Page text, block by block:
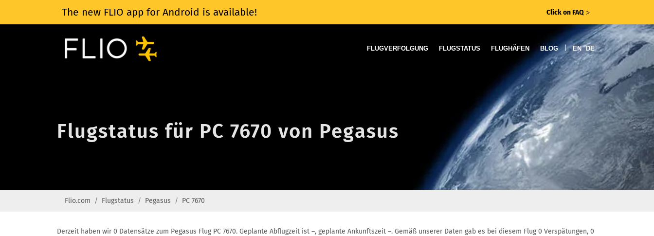
The new FLIO app for Android is available! Click on FAQ ᐳ
FLUGVERFOLGUNG FLUGSTATUS FLUGHÄFEN BLOG | EN DE
Flugstatus für PC 7670 von Pegasus
Flio.com Flugstatus Pegasus PC 7670
Derzeit haben wir 0 Datensätze zum Pegasus Flug PC 7670. Geplante Abflugzeit ist –, geplante Ankunftszeit –. Gemäß unserer Daten gab es bei diesem Flug 0 Verspätungen, 0